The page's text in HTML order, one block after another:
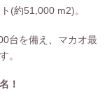
(約51,000 m2)。
台を備え、マカオ最
。
！